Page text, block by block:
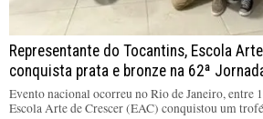
Representante do Tocantins, Escola
conquista prata e bronze na 62ª
Evento nacional ocorreu no Rio de Janeiro, entre
Escola Arte de Crescer (EAC) conquistou um